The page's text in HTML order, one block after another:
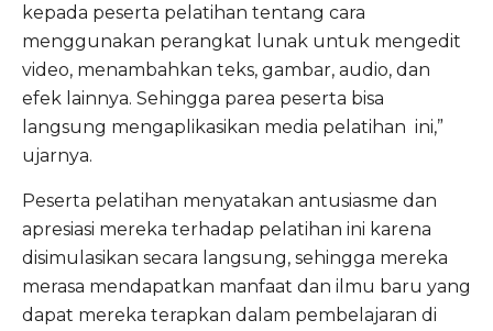
kepada peserta pelatihan tentang cara
menggunakan perangkat lunak untuk mengedit
video, menambahkan teks, gambar, audio, dan
efek lainnya. Sehingga parea peserta bisa
langsung mengaplikasikan media pelatihan ini,”
ujarnya.
Peserta pelatihan menyatakan antusiasme dan
apresiasi mereka terhadap pelatihan ini karena
disimulasikan secara langsung, sehingga mereka
merasa mendapatkan manfaat dan ilmu baru yang
dapat mereka terapkan dalam pembelajaran di